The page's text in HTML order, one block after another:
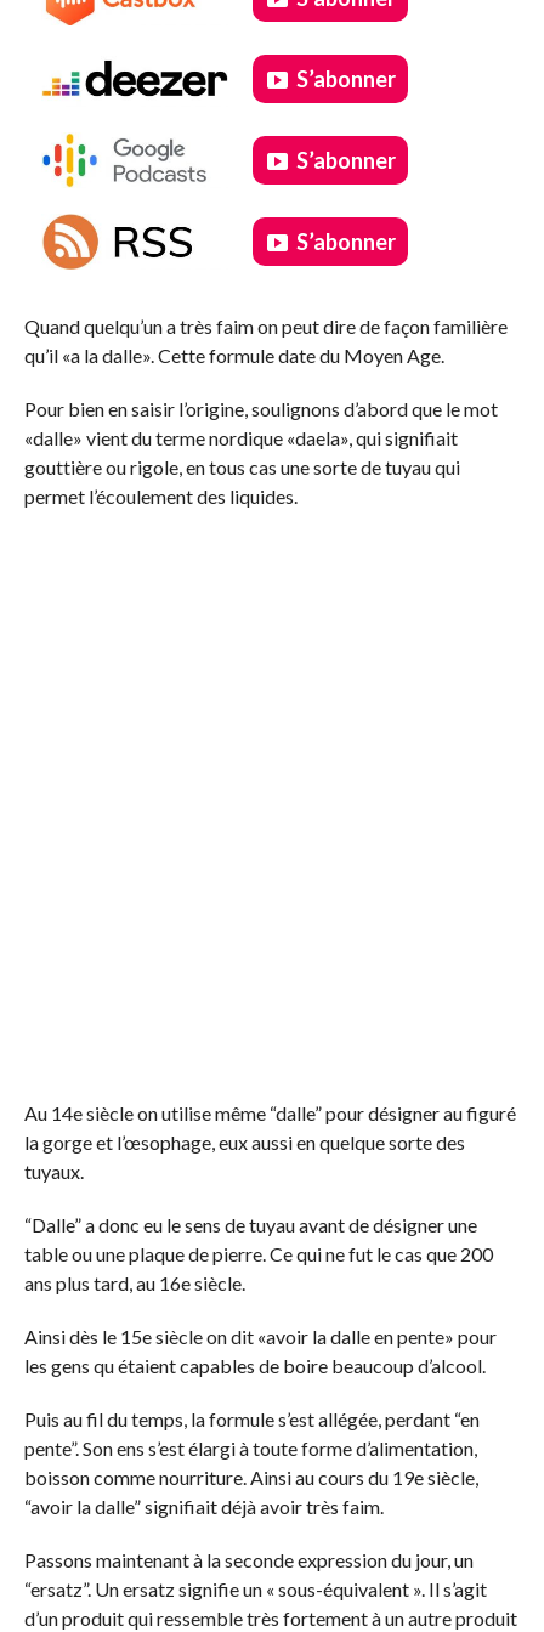
S’abonner
S’abonner
S’abonner
Quand quelqu’un a très faim on peut dire de façon familière
qu’il «a la dalle». Cette formule date du Moyen Age.
Pour bien en saisir l’origine, soulignons d’abord que le mot
«dalle» vient du terme nordique «daela», qui signifiait
gouttière ou rigole, en tous cas une sorte de tuyau qui
permet l’écoulement des liquides.
Au 14e siècle on utilise même “dalle” pour désigner au figuré
la gorge et l’œsophage, eux aussi en quelque sorte des
tuyaux.
“Dalle” a donc eu le sens de tuyau avant de désigner une
table ou une plaque de pierre. Ce qui ne fut le cas que 200
ans plus tard, au 16e siècle.
Ainsi dès le 15e siècle on dit «avoir la dalle en pente» pour
les gens qu étaient capables de boire beaucoup d’alcool.
Puis au fil du temps, la formule s’est allégée, perdant “en
pente”. Son ens s’est élargi à toute forme d’alimentation,
boisson comme nourriture. Ainsi au cours du 19e siècle,
“avoir la dalle” signifiait déjà avoir très faim.
Passons maintenant à la seconde expression du jour, un
“ersatz”. Un ersatz signifie un « sous-équivalent ». Il s’agit
d’un produit qui ressemble très fortement à un autre produit